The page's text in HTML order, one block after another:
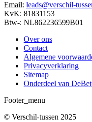
Email: leads@verschil-
KvK: 81831153
Btw-: NL862236599B01
Over ons
Contact
Algemene
Privacyverklaring
Sitemap
Onderdeel van
Footer_menu
© Verschil-tussen 2025